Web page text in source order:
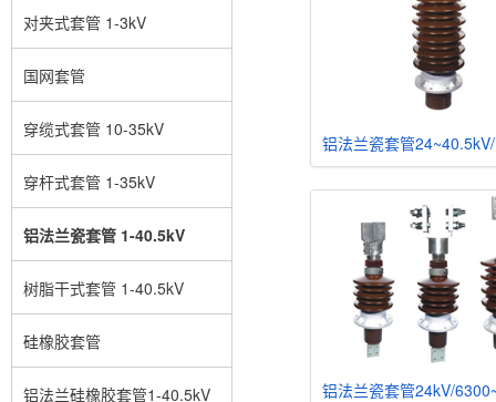
对夹式套管 1-3kV
国网套管
穿缆式套管 10-35kV
穿杆式套管 1-35kV
铝法兰瓷套管 1-40.5kV
树脂干式套管 1-40.5kV
硅橡胶套管
铝法兰硅橡胶套管1-40.5kV